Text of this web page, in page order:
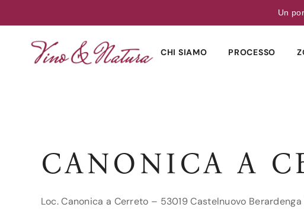
Un
CHI SIAMO PROCESSO
CANONICA A
Loc. Canonica a Cerreto – 53019 Castelnuovo Berardenga